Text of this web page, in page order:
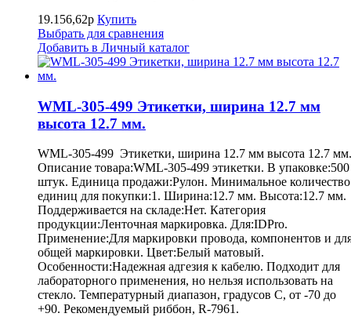
19.156,62р Купить
Выбрать для сравнения
Добавить в Личный каталог
WML-305-499 Этикетки, ширина 12.7 мм
высота 12.7 мм.
WML-305-499 Этикетки, ширина 12.7 мм высота 12.7 мм.
Описание товара:WML-305-499 этикетки. В упаковке:500
штук. Единица продажи:Рулон. Минимальное количество
единиц для покупки:1. Ширина:12.7 мм. Высота:12.7 мм.
Поддерживается на складе:Нет. Категория
продукции:Ленточная маркировка. Для:IDPro.
Применение:Для маркировки провода, компонентов и
общей маркировки. Цвет:Белый матовый.
Особенности:Надежная адгезия к кабелю. Подходит для
лабораторного применения, но нельзя использовать на
стекло. Температурный диапазон, градусов С, от -70 до
+90. Рекомендуемый риббон, R-7961.